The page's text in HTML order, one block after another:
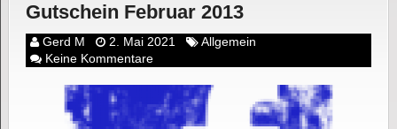
Gutschein Februar 2013
Gerd M 2. Mai 2021
Allgemein
Keine Kommentare